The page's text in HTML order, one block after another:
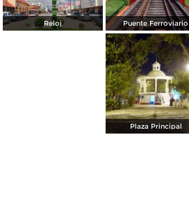
Reloj Puente Ferroviario
Plaza Principal